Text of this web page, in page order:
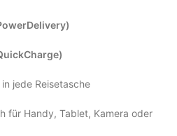
jede Reisetasche
für Handy, Tablet, Kamera oder